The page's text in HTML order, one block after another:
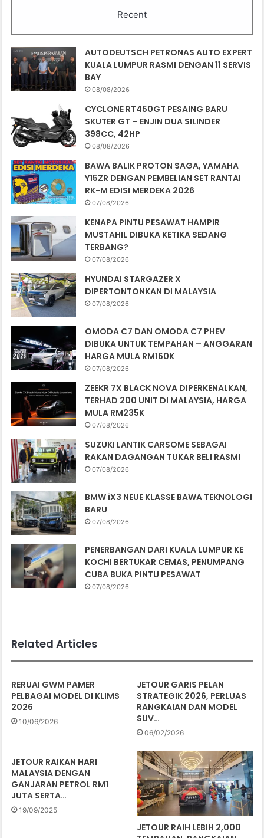
Recent
AUTODEUTSCH PETRONAS AUTO EXPERT
KUALA LUMPUR RASMI DENGAN 11 SERVIS
BAY
08/08/2026
CYCLONE RT450GT PESAING BARU
SKUTER GT – ENJIN DUA SILINDER
398CC, 42HP
08/08/2026
BAWA BALIK PROTON SAGA, YAMAHA
Y15ZR DENGAN PEMBELIAN SET RANTAI
RK-M EDISI MERDEKA 2026
07/08/2026
KENAPA PINTU PESAWAT HAMPIR
MUSTAHIL DIBUKA KETIKA SEDANG
TERBANG?
07/08/2026
HYUNDAI STARGAZER X
DIPERTONTONKAN DI MALAYSIA
07/08/2026
OMODA C7 DAN OMODA C7 PHEV
DIBUKA UNTUK TEMPAHAN – ANGGARAN
HARGA MULA RM160K
07/08/2026
ZEEKR 7X BLACK NOVA DIPERKENALKAN,
TERHAD 200 UNIT DI MALAYSIA, HARGA
MULA RM235K
07/08/2026
SUZUKI LANTIK CARSOME SEBAGAI
RAKAN DAGANGAN TUKAR BELI RASMI
07/08/2026
BMW iX3 NEUE KLASSE BAWA TEKNOLOGI
BARU
07/08/2026
PENERBANGAN DARI KUALA LUMPUR KE
KOCHI BERTUKAR CEMAS, PENUMPANG
CUBA BUKA PINTU PESAWAT
07/08/2026
Related Articles
RERUAI GWM PAMER
PELBAGAI MODEL DI KLIMS
2026
10/06/2026
JETOUR GARIS PELAN
STRATEGIK 2026, PERLUAS
RANGKAIAN DAN MODEL
SUV…
06/02/2026
JETOUR RAIKAN HARI
MALAYSIA DENGAN
GANJARAN PETROL RM1
JUTA SERTA…
19/09/2025
JETOUR RAIH LEBIH 2,000